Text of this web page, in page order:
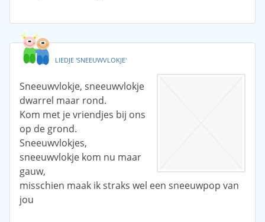
LIEDJE 'SNEEUWVLOKJE'
Sneeuwvlokje, sneeuwvlokje
dwarrel maar rond.
Kom met je vriendjes bij ons
op de grond.
Sneeuwvlokjes,
sneeuwvlokje kom nu maar
gauw,
misschien maak ik straks wel een sneeuwpop van
jou